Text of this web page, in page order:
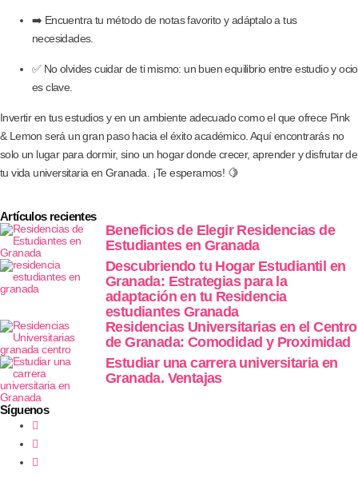
➡️ Encuentra tu método de notas favorito y adáptalo a tus
necesidades.
✅ No olvides cuidar de ti mismo: un buen equilibrio entre estudio y ocio
es clave.
Invertir en tus estudios y en un ambiente adecuado como el que ofrece Pink
& Lemon será un gran paso hacia el éxito académico. Aquí encontrarás no
solo un lugar para dormir, sino un hogar donde crecer, aprender y disfrutar de
tu vida universitaria en Granada. ¡Te esperamos! 🍋
Artículos recientes
Beneficios de Elegir Residencias de
Estudiantes en Granada
Descubriendo tu Hogar Estudiantil en
Granada: Estrategias para la
adaptación en tu Residencia
estudiantes Granada
Residencias Universitarias en el Centro
de Granada: Comodidad y Proximidad
Estudiar una carrera universitaria en
Granada. Ventajas
Síguenos